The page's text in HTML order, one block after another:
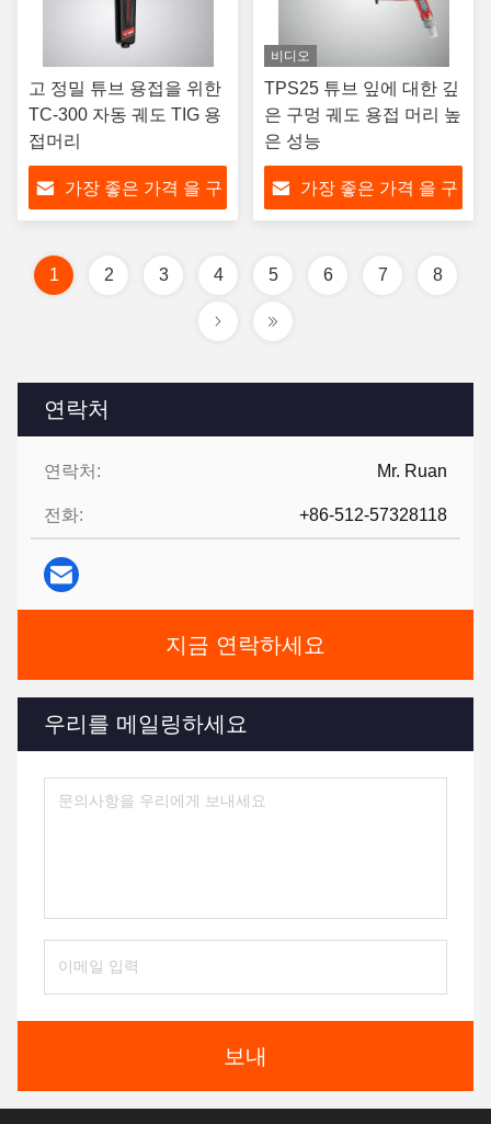
연락처
연락처: Mr. Ruan
전화: +86-512-57328118
지금 연락하세요
우리를 메일링하세요
보내
고 정밀 튜브 용접을 위한
TC-300 자동 궤도 TIG 용
접머리
가장 좋은 가격 을 구
비디오
TPS25 튜브 잎에 대한 깊
은 구멍 궤도 용접 머리 높
은 성능
가장 좋은 가격 을 구
1 2 3 4 5 6 7 8